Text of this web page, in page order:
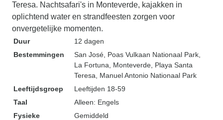
Teresa. Nachtsafari's in Monteverde, kajakken in
oplichtend water en strandfeesten zorgen voor
onvergetelijke momenten.
Duur
12 dagen
Bestemmingen
San José , Poas Vulkaan Nationaal Park
La Fortuna , Monteverde , Playa Santa
Teresa , Manuel Antonio Nationaal Park
Leeftijdsgroep
Leeftijden 18-59
Taal
Alleen: Engels
Fysieke
Gemiddeld